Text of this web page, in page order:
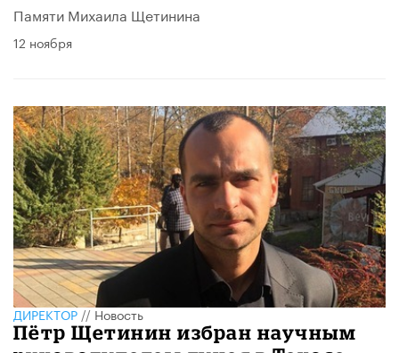
Памяти Михаила Щетинина
12 ноября
ДИРЕКТОР//Новость
Пётр Щетинин избран научным